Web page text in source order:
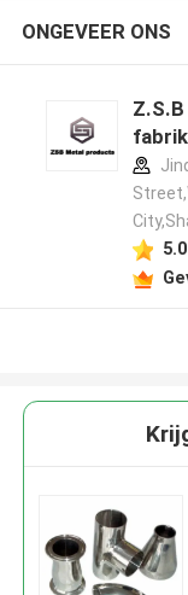
ONGEVEER ONS
5.0